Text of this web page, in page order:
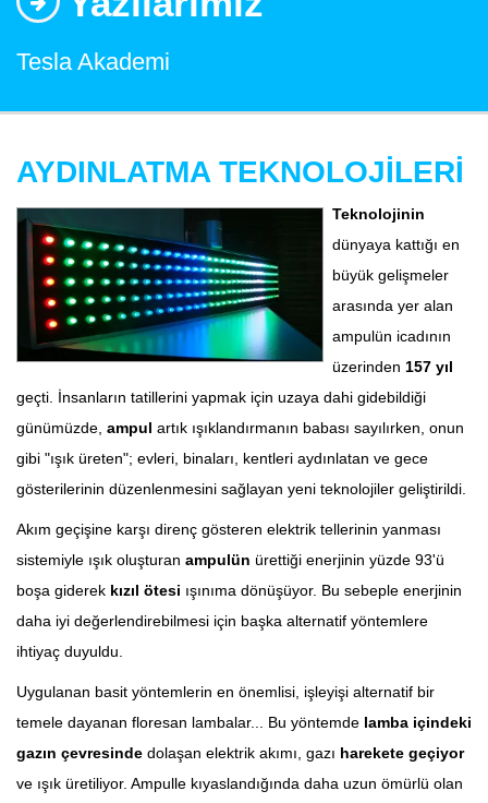
Tesla Akademi
AYDINLATMA TEKNOLOJİLERİ
Teknolojinin
dünyaya kattığı en
büyük gelişmeler
arasında yer alan
ampulün icadının
üzerinden 157 yıl
geçti. İnsanların tatillerini yapmak için uzaya dahi gidebildiği
günümüzde, ampul artık ışıklandırmanın babası sayılırken, onun
gibi "ışık üreten"; evleri, binaları, kentleri aydınlatan ve gece
gösterilerinin düzenlenmesini sağlayan yeni teknolojiler geliştirildi.
Akım geçişine karşı direnç gösteren elektrik tellerinin yanması
sistemiyle ışık oluşturan ampulün ürettiği enerjinin yüzde 93'ü
boşa giderek kızıl ötesi ışınıma dönüşüyor. Bu sebeple enerjinin
daha iyi değerlendirebilmesi için başka alternatif yöntemlere
ihtiyaç duyuldu.
Uygulanan basit yöntemlerin en önemlisi, işleyişi alternatif bir
temele dayanan floresan lambalar... Bu yöntemde lamba içindeki
gazın çevresinde dolaşan elektrik akımı, gazı harekete geçiyor
ve ışık üretiliyor. Ampulle kıyaslandığında daha uzun ömürlü olan